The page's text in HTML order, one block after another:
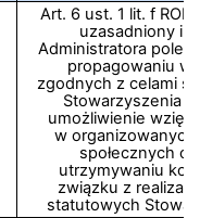
Art. 6 ust. 1 lit. f
uzasadniony
Administratora
propagowaniu
zgodnych z celami
Stowarzyszenia
umożliwienie
w organizowanych
społecznych
utrzymywaniu
związku z
statutowych